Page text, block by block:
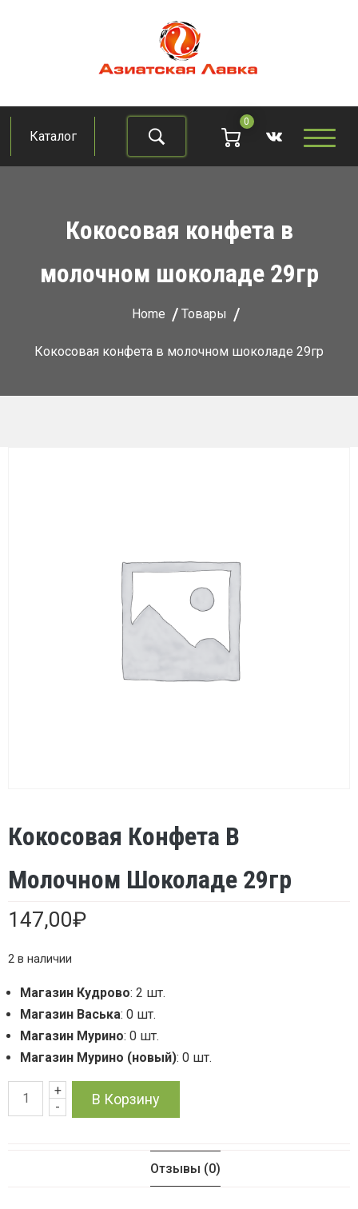
Азиатская лавка
Продукты из восточно-азиатских стран
Каталог
0
Кокосовая конфета в
молочном шоколаде 29гр
Home Товары
Кокосовая конфета в молочном шоколаде 29гр
Кокосовая Конфета В
Молочном Шоколаде 29гр
147,00₽
2 в наличии
Магазин Кудрово: 2 шт.
Магазин Васька: 0 шт.
Магазин Мурино: 0 шт.
Магазин Мурино (новый): 0 шт.
-
Количество
+
В Корзину
Отзывы (0)